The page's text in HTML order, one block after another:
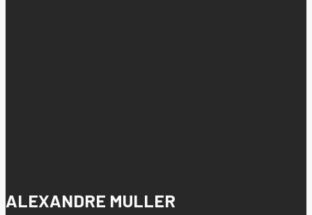
ALEXANDRE MULLER